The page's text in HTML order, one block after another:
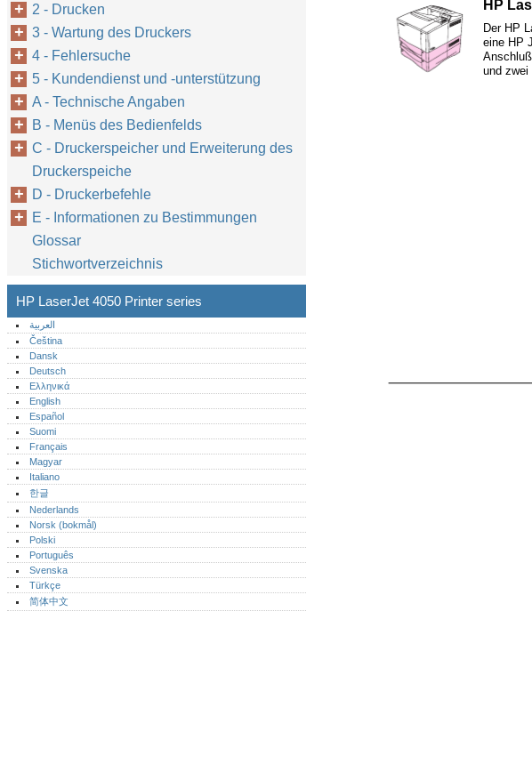
HP
Der HP
eine HP
und zwei
2 - Drucken
3 - Wartung des Druckers
4 - Fehlersuche
5 - Kundendienst und -unterstützung
A - Technische Angaben
B - Menüs des Bedienfelds
C - Druckerspeicher und Erweiterung des
Druckerspeiche
D - Druckerbefehle
E - Informationen zu Bestimmungen
Glossar
Stichwortverzeichnis
HP LaserJet 4050 Printer series
العربية
Čeština
Dansk
Deutsch
Ελληνικά
English
Español
Suomi
Français
Magyar
Italiano
한글
Nederlands
Norsk (bokmål)‎
Polski
Português‎
Svenska
Türkçe
简体中文